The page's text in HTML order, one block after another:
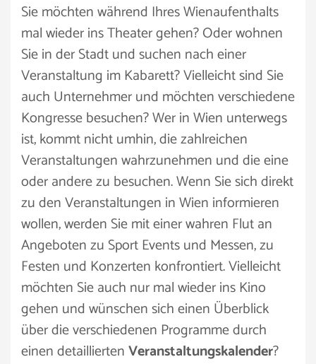
Sie möchten während Ihres Wienaufenthalts
mal wieder ins Theater gehen? Oder wohnen
Sie in der Stadt und suchen nach einer
Veranstaltung im Kabarett? Vielleicht sind Sie
auch Unternehmer und möchten verschiedene
Kongresse besuchen? Wer in Wien unterwegs
ist, kommt nicht umhin, die zahlreichen
Veranstaltungen wahrzunehmen und die eine
oder andere zu besuchen. Wenn Sie sich direkt
zu den Veranstaltungen in Wien informieren
wollen, werden Sie mit einer wahren Flut an
Angeboten zu Sport Events und Messen, zu
Festen und Konzerten konfrontiert. Vielleicht
möchten Sie auch nur mal wieder ins Kino
gehen und wünschen sich einen Überblick
über die verschiedenen Programme durch
einen detailliertenVeranstaltungskalender?